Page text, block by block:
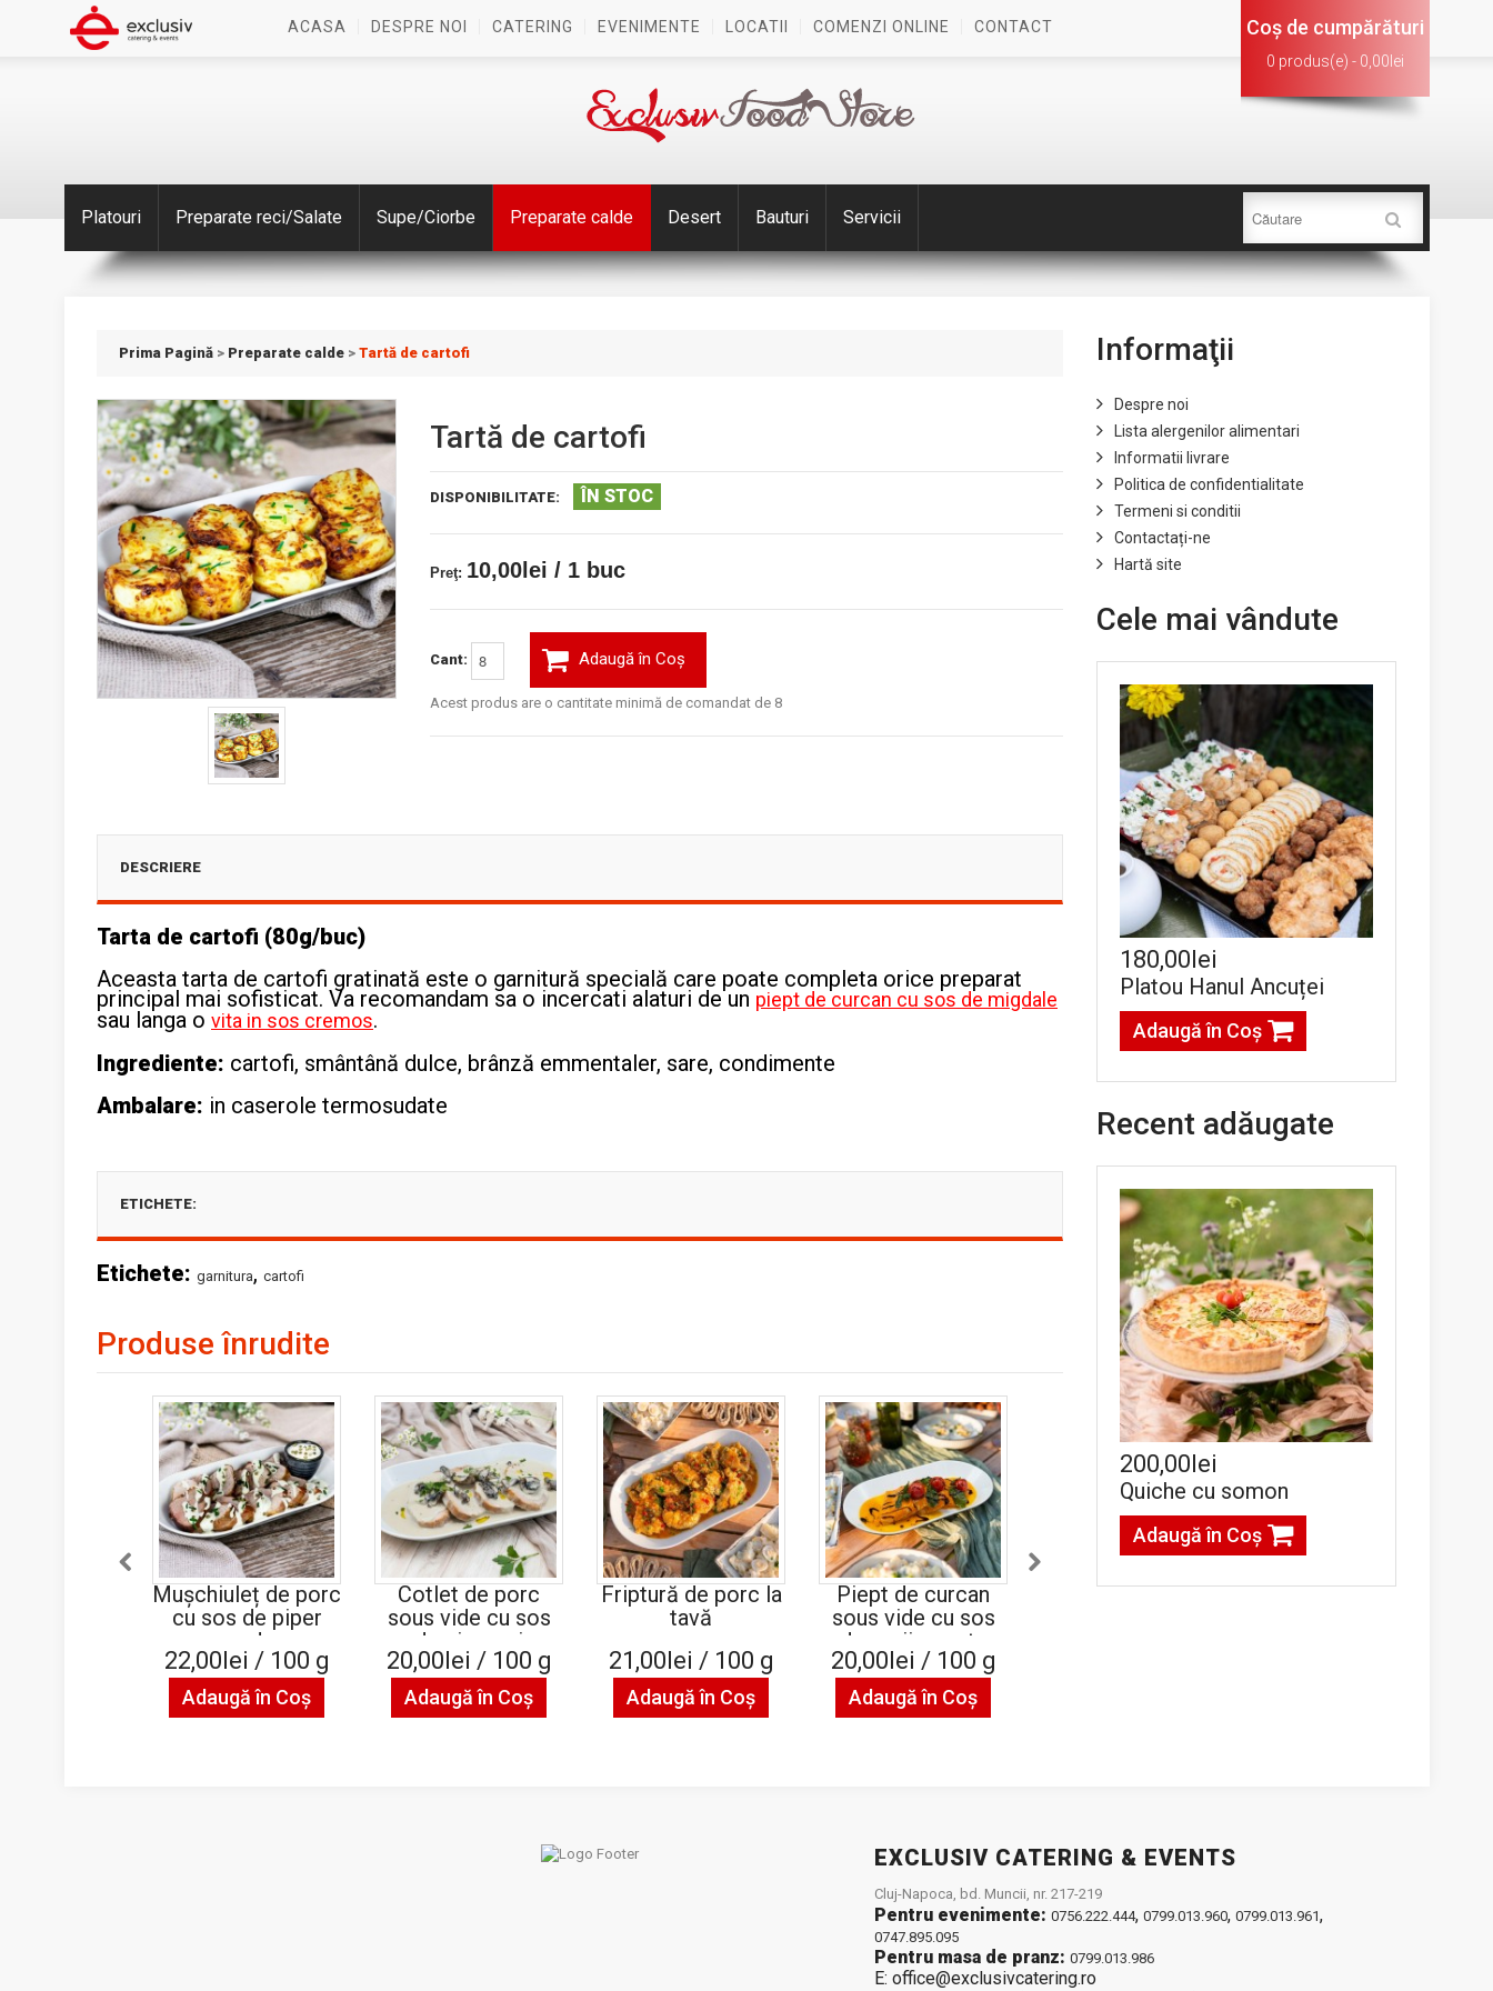
Coş de cumpărături
0 produs(e) - 0,00lei
ACASA DESPRE NOI CATERING EVENIMENTE LOCATII COMENZI ONLINE CONTACT
Platouri Preparate reci/Salate Supe/Ciorbe Preparate calde Desert Bauturi Servicii
Prima Pagină > Preparate calde > Tartă de cartofi
Tartă de cartofi
DISPONIBILITATE: ÎN STOC
Preţ: 10,00lei / 1 buc
Cant: Adaugă în Coş
Acest produs are o cantitate minimă de comandat de 8
DESCRIERE
Tarta de cartofi (80g/buc)
Aceasta tarta de cartofi gratinată este o garnitură specială care poate completa orice preparat
principal mai sofisticat. Va recomandam sa o incercati alaturi de un piept de curcan cu sos de migdale
sau langa o vita in sos cremos.
Ingrediente: cartofi, smântână dulce, brânză emmentaler, sare, condimente
Ambalare: in caserole termosudate
ETICHETE:
Etichete: garnitura, cartofi
Produse înrudite
Mușchiuleț de porc
cu sos de piper
verde
22,00lei / 100 g
Adaugă în Coş
Cotlet de porc
sous vide cu sos
de ciuperci
20,00lei / 100 g
Adaugă în Coş
Friptură de porc la
tavă
21,00lei / 100 g
Adaugă în Coş
Piept de curcan
sous vide cu sos
de rosii coapte
20,00lei / 100 g
Adaugă în Coş
Spata de vita sous
Dorada regala la
Informaţii
Despre noi
Lista alergenilor alimentari
Informatii livrare
Politica de confidentialitate
Termeni si conditii
Contactați-ne
Hartă site
Cele mai vândute
180,00lei
Platou Hanul Ancuței
Adaugă în Coş
Recent adăugate
200,00lei
Quiche cu somon
Adaugă în Coş
EXCLUSIV CATERING & EVENTS
Cluj-Napoca, bd. Muncii, nr. 217-219
Pentru evenimente: 0756.222.444, 0799.013.960, 0799.013.961,
0747.895.095
Pentru masa de pranz: 0799.013.986
E: office@exclusivcatering.ro